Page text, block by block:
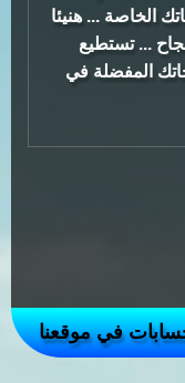
الخاصة ... هنيئا
... تستطيع
المفضلة في
في موقعنا